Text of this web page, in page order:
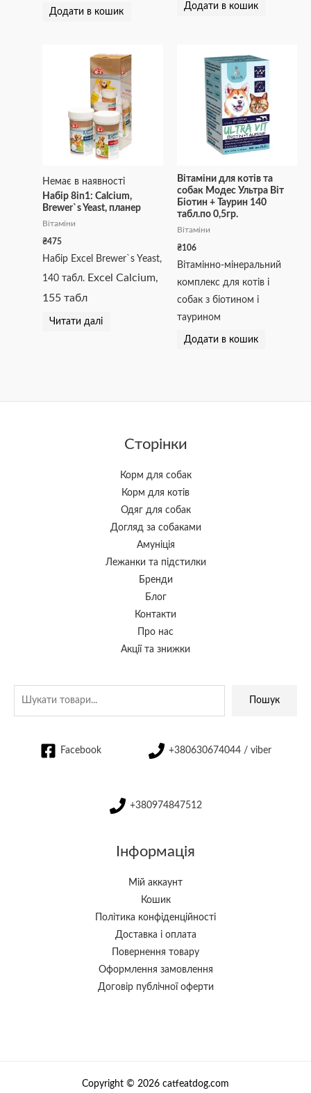
Додати в кошик
Додати в кошик
Немає в наявності
Набір 8in1: Calcium,
Brewer`s Yeast, планер
Вітаміни
₴475
Набір Excel Brewer`s Yeast,
140 табл. Excel Calcium,
155 табл
Читати далі
Вітаміни для котів та
собак Модес Ультра Віт
Біотин + Таурин 140
табл.по 0,5гр.
Вітаміни
₴106
Вітамінно-мінеральний
комплекс для котів і
собак з біотином і
таурином
Додати в кошик
Сторінки
Корм для собак
Корм для котів
Одяг для собак
Догляд за собаками
Амуніція
Лежанки та підстилки
Бренди
Блог
Контакти
Про нас
Акції та знижки
Пошук
Facebook +380630674044 / viber
+380974847512
Інформація
Мій аккаунт
Кошик
Політика конфіденційності
Доставка і оплата
Повернення товару
Оформлення замовлення
Договір публічної оферти
Copyright © 2026 catfeatdog.com